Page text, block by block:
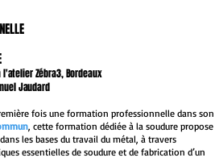
Zébra3, Bordeaux
Jaudard
fois une formation professionnelle dans son
, cette formation dédiée à la soudure propose
les bases du travail du métal, à travers
essentielles de soudure et de fabrication d’un